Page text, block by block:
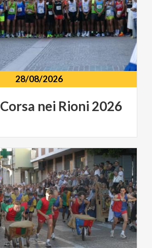
28/08/2026
Corsa nei Rioni 2026